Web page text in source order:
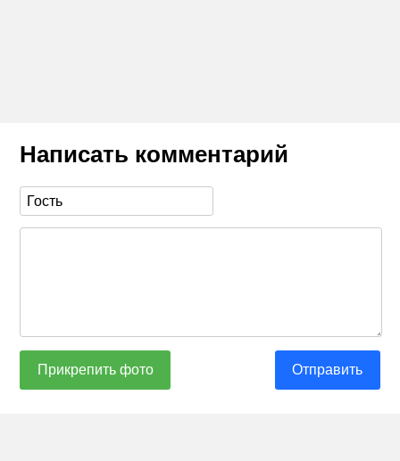
Написать комментарий
Прикрепить фото Отправить